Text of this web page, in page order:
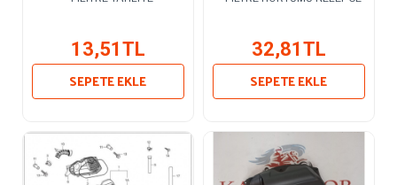
13,51TL
SEPETE EKLE
32,81TL
SEPETE EKLE